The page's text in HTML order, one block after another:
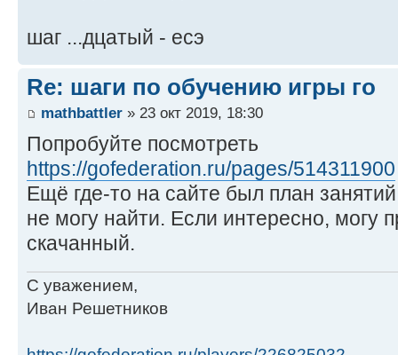
шаг ...дцатый - есэ
Re: шаги по обучению игры го
mathbattler » 23 окт 2019, 18:30
Попробуйте посмотреть
https://gofederation.ru/pages/514311900
Ещё где-то на сайте был план
не могу найти. Если интересно, могу
скачанный.
С уважением,
Иван Решетников